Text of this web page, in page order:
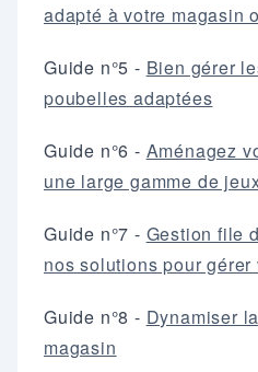
adapté à votre magasin
Guide n°5 - Bien gérer
poubelles adaptées
Guide n°6 - Aménagez
une large gamme de
Guide n°7 - Gestion file
nos solutions pour gérer
Guide n°8 - Dynamiser
magasin